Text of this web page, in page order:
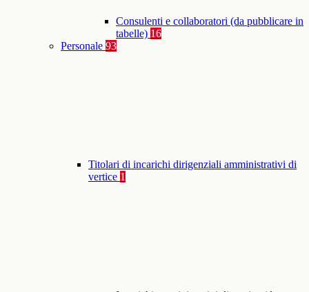
Consulenti e collaboratori (da pubblicare in
tabelle) 16
Personale 93
Titolari di incarichi dirigenziali amministrativi di
vertice 1